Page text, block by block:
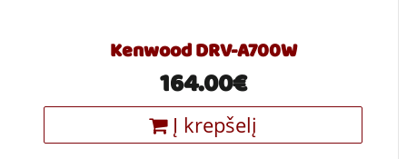
Kenwood DRV-A700W
164.00€
Į krepšelį